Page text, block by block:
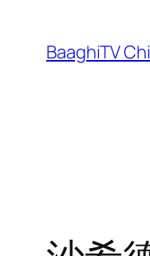
content
BaaghiTV